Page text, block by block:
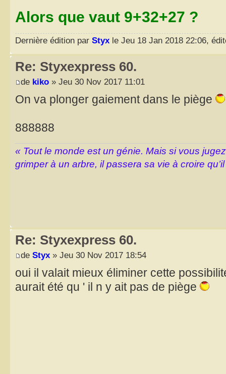
Alors que vaut 9+32+27 ?
Dernière édition par Styx le Jeu 18 Jan 2018 22:06,
Re: Styxexpress 60.
de kiko » Jeu 30 Nov 2017 11:01
On va plonger gaiement dans le piège
888888
« Tout le monde est un génie. Mais si vous
grimper à un arbre, il passera sa vie à croire
Re: Styxexpress 60.
de Styx » Jeu 30 Nov 2017 18:54
oui il valait mieux éliminer cette
aurait été qu ' il n y ait pas de piège